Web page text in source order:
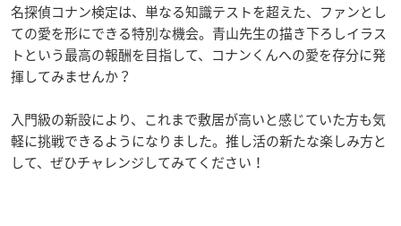
名探偵コナン検定は、単なる知識テストを超えた、ファンとし
ての愛を形にできる特別な機会。青山先生の描き下ろしイラス
トという最高の報酬を目指して、コナンくんへの愛を存分に発
揮してみませんか？
入門級の新設により、これまで敷居が高いと感じていた方も気
軽に挑戦できるようになりました。推し活の新たな楽しみ方と
して、ぜひチャレンジしてみてください！